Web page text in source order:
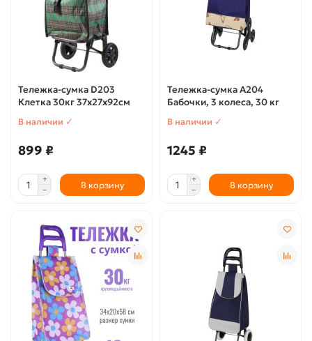
Тележка-сумка D203
Клетка 30кг 37х27х92см
В наличии ✓
899 ₽
В корзину
Тележка-сумка А204
Бабочки, 3 колеса, 30 кг
В наличии ✓
1245 ₽
В корзину